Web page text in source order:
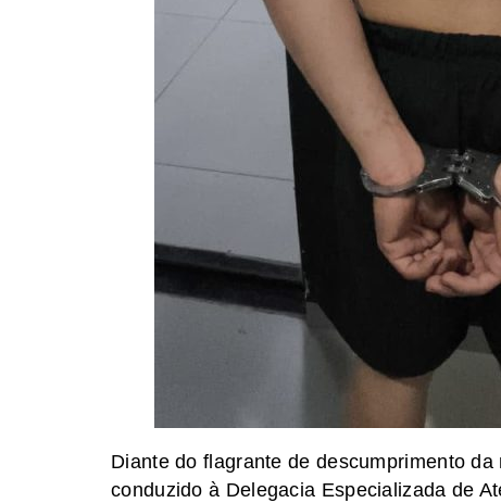
Diante do flagrante de descumprimento
conduzido à Delegacia Especializada de